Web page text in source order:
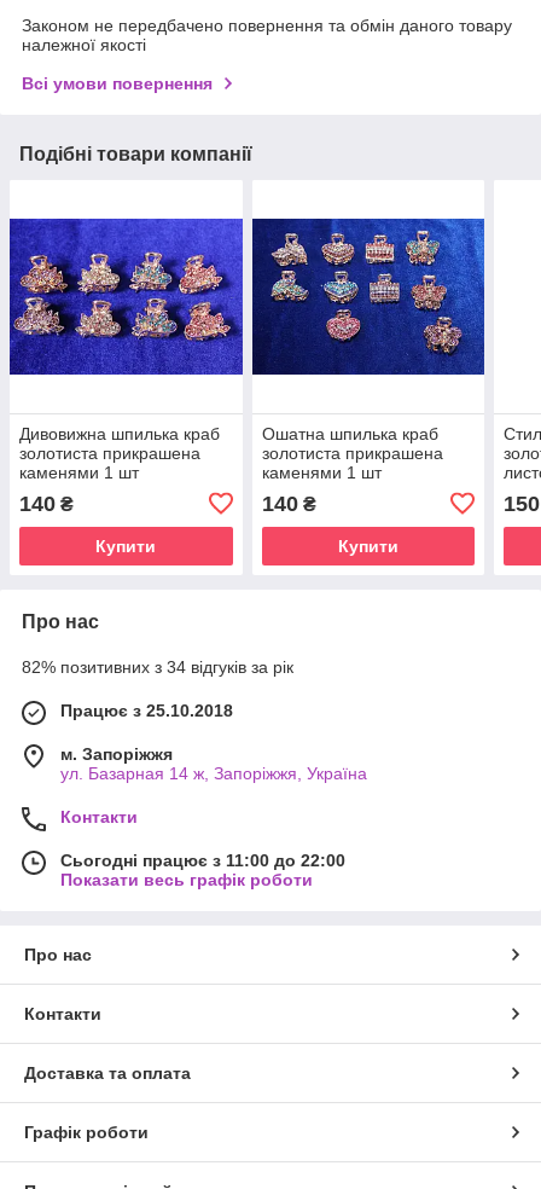
Законом не передбачено повернення та обмін даного товару
належної якості
Всі умови повернення
Подібні товари компанії
Дивовижна шпилька краб
золотиста прикрашена
каменями 1 шт
140 ₴
Купити
Ошатна шпилька краб
золотиста прикрашена
каменями 1 шт
140₴
Купити
150
Про нас
82% позитивних з 34 відгуків за рік
Працює з 25.10.2018
м. Запоріжжя
ул. Базарная 14 ж, Запоріжжя, Україна
Контакти
Сьогодні працює з 11:00 до 22:00
Показати весь графік роботи
Про нас
Контакти
Доставка та оплата
Графік роботи